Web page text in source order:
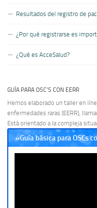
Resultados del registro de
¿Por qué registrarse es
¿Qué es AcceSalud?
GUÍA PARA OSC’S CON EERR
Hemos elaborado un taller en
enfermedades raras (EERR),
Está orientado a la compleja
«Guía básica para OSCs